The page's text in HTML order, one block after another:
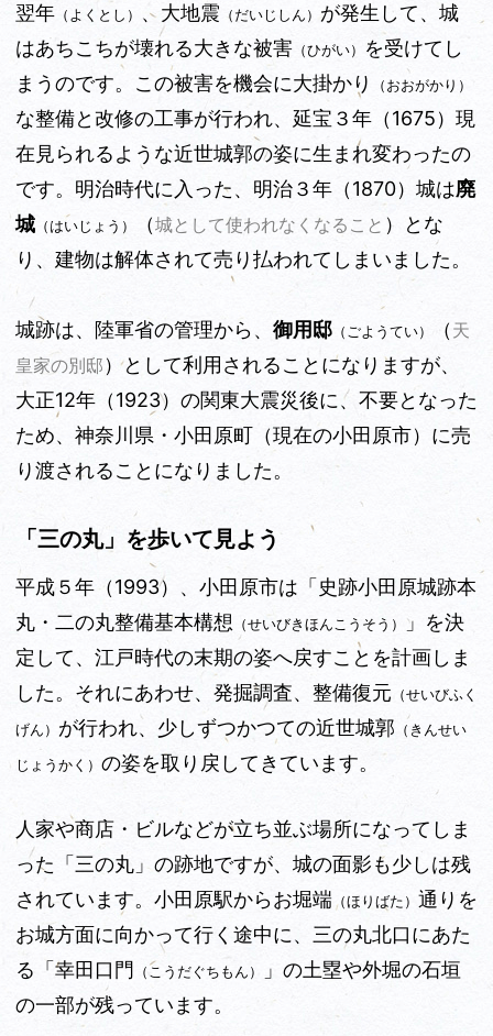
翌年 （よくとし） 、大地震 （だいじしん） が発生して、城
はあちこちが壊れる大きな被害 （ひがい）
を受けてし
まうのです。この被害を機会に大掛かり （おおがかり）
な整備と改修の工事が行われ、延宝３年（1675）現
在見られるような近世城郭の姿に生まれ変わったの
です。明治時代に入った、明治３年（1870）城は廃
城 （はいじょう） （城として使われなくなること ）とな
り、建物は解体されて売り払われてしまいました。
城跡は、陸軍省の管理から、 御用邸 （ごようてい） （ 天
皇家の別邸 ）として利用されることになりますが、
大正12年（1923）の関東大震災後に、不要となった
ため、神奈川県・小田原町（現在の小田原市）に売
り渡されることになりました。
「三の丸」を歩いて見よう
平成５年（1993）、小田原市は「史跡小田原城跡本
丸・二の丸整備基本構想 （せいびきほんこうそう）
」を決
定して、江戸時代の末期の姿へ戻すことを計画しま
した。それにあわせ、発掘調査、整備復元 （せいびふく
げん） が行われ、少しずつかつての近世城郭 （きんせい
じょうかく） の姿を取り戻してきています。
人家や商店・ビルなどが立ち並ぶ場所になってしま
った「三の丸」の跡地ですが、城の面影も少しは残
されています。小田原駅からお堀端 （ほりばた） 通りを
お城方面に向かって行く途中に、三の丸北口にあた
る「幸田口門
（こうだぐちもん）
」の土塁や外堀の石垣
の一部が残っています。